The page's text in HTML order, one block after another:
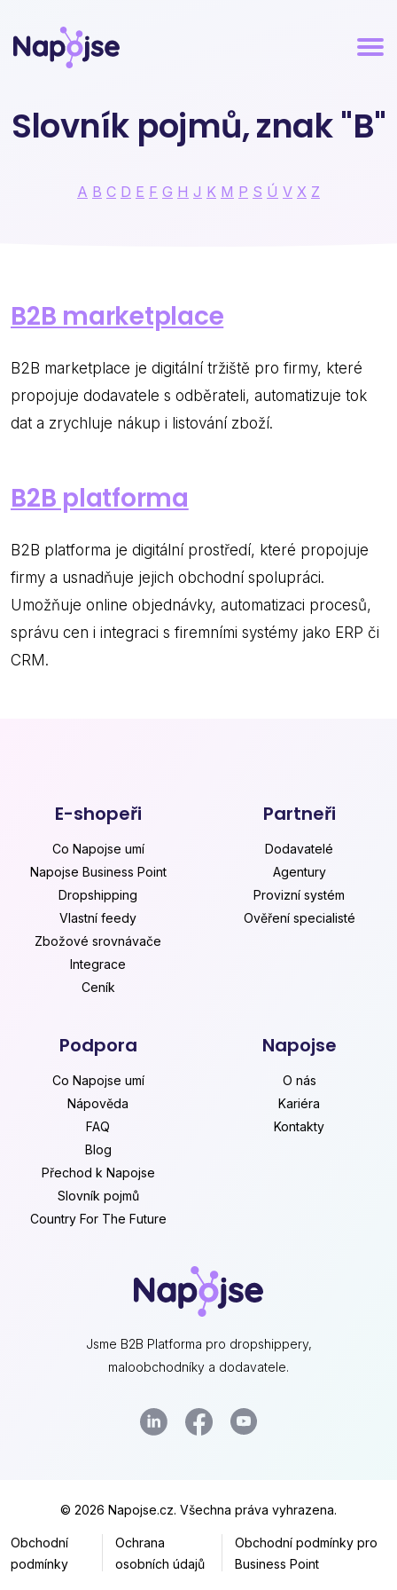
Slovník pojmů, znak "B"
A B C D E F G H J K M P S Ú V X Z
B2B marketplace
B2B marketplace je digitální tržiště pro firmy, které
propojuje dodavatele s odběrateli, automatizuje tok
dat a zrychluje nákup i listování zboží.
B2B platforma
B2B platforma je digitální prostředí, které propojuje
firmy a usnadňuje jejich obchodní spolupráci.
Umožňuje online objednávky, automatizaci procesů,
správu cen i integraci s firemními systémy jako ERP či
CRM.
Jsme B2B Platforma pro dropshippery,
maloobchodníky a dodavatele.
E-shopeři
Co Napojse umí
Napojse Business Point
Dropshipping
Vlastní feedy
Zbožové srovnávače
Integrace
Ceník
Partneři
Dodavatelé
Agentury
Provizní systém
Ověření specialisté
Podpora
Co Napojse umí
Nápověda
FAQ
Blog
Přechod k Napojse
Slovník pojmů
Country For The Future
Napojse
O nás
Kariéra
Kontakty
© 2026 Napojse.cz. Všechna práva vyhrazena.
Obchodní
podmínky
Ochrana
osobních údajů
Obchodní podmínky pro
Business Point